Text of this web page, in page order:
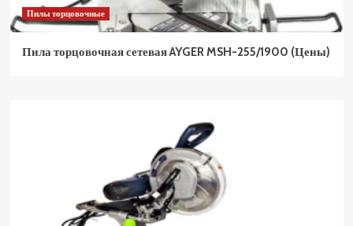
Пилы торцовочные
Пила торцовочная сетевая AYGER MSH-255/1900 (Цены)